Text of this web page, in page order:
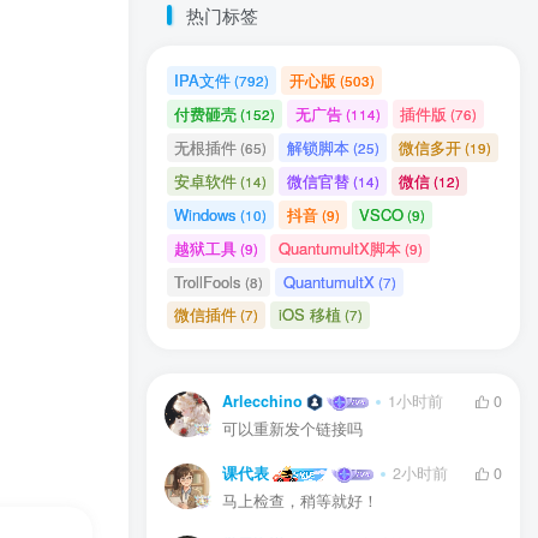
热门标签
IPA文件(792) 开心版 (503)
付费砸壳(152) 无广告(114) 插件版 (76)
无根插件(65) 解锁脚本(25) 微信多开(19)
安卓软件(14) 微信官替(14) 微信(12)
Windows (10) 抖音(9) VSCO(9)
越狱工具(9) QuantumultX脚本(9)
TrollFools (8) QuantumultX (7)
微信插件(7) iOS 移植 (7)
Arlecchino 1小时前
0
可以重新发个链接吗
课代表 2小时前
0
马上检查，稍等就好！